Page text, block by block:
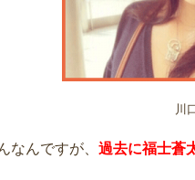
川
なんですが、 過去に福士蒼